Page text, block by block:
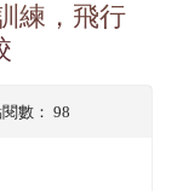
練，飛行
數： 98